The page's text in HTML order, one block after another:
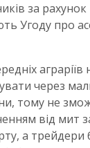
за рахунок
Угоду про
через
тому не
від мит
а трейдери